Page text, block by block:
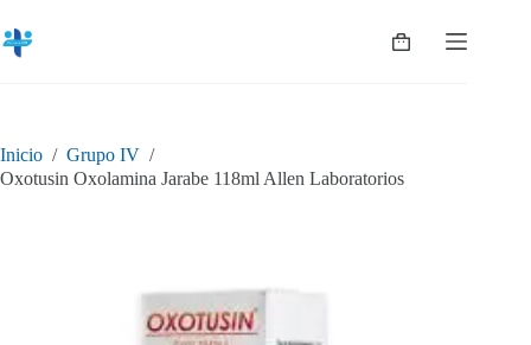
al
contenido
Shopping
Inicio / Grupo IV /
Oxotusin Oxolamina Jarabe 118ml Allen Laboratorios